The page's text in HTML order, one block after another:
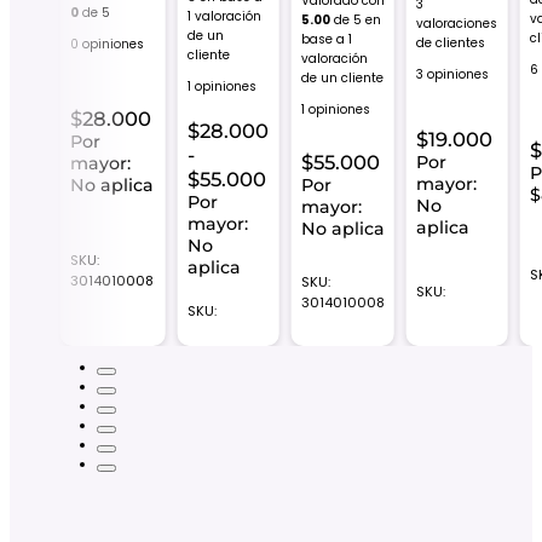
0de 5
0 opiniones
$28.000
Por
mayor:
No aplica
SKU:
3014010008
1 valoración
de un
cliente
1 opiniones
$28.000
-
$55.000Rango
precios:
$28.000
hasta
Por
mayor:
No
aplica
SKU:
5.00de 5 en
base a 1
valoración
de un cliente
1 opiniones
$55.000
Por
mayor:
No aplica
SKU:
3014010008
3
valoraciones
de clientes
3 opiniones
$19.000
Por
mayor:
No
aplica
SKU:
6
$